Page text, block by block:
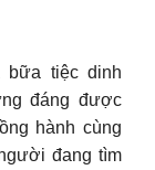
bữa tiệc dinh
đáng được
hành cùng
đang tìm